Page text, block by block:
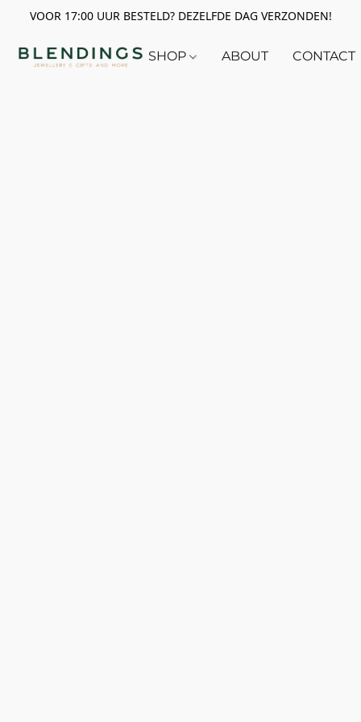
VOOR 17:00 UUR BESTELD? DEZELFDE DAG VERZONDEN!
SHOP ABOUT CONTACT